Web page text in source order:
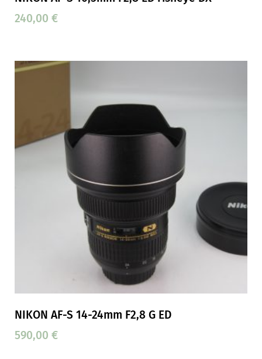
240,00 €
NIKON AF-S 14-24mm F2,8 G ED
590,00 €